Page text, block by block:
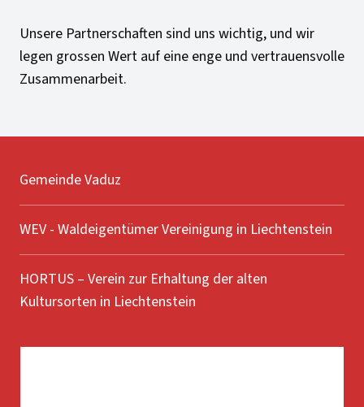
Unsere Partnerschaften sind uns wichtig, und wir
legen grossen Wert auf eine enge und vertrauensvolle
Zusammenarbeit.
Gemeinde Vaduz
WEV - Waldeigentümer Vereinigung in Liechtenstein
HORTUS – Verein zur Erhaltung der alten
Kultursorten in Liechtenstein